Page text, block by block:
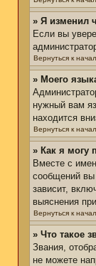
» Я изменил
Если вы
Вернуться к
» Моего
нужный вам
находится
Вернуться к
» Как я могу
Вместе с
сообщений вы
зависит,
выяснения
Вернуться к
» Что такое
Звания,
не можете